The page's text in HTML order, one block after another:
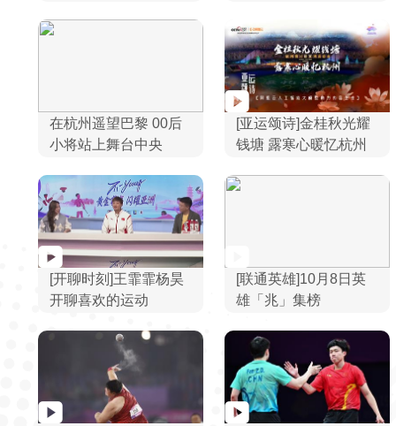
在杭州遥望巴黎 00后
小将站上舞台中央
[亚运颂诗]金桂秋光耀
钱塘 露寒心暖忆杭州
[开聊时刻]王霏霏杨昊
开聊喜欢的运动
[联通英雄]10月8日英
雄「兆」集榜